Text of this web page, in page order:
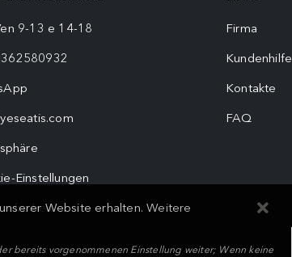
9-13 e 14-18
Einstellungen
Firma
Kundenhilfe
Kontakte
FAQ
Website erhalten.Weitere
bereits vorgenommenen Einstellung weiter; Wenn keine